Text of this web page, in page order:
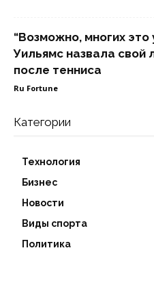
“Возможно, многих это
Уильямс назвала свой
после тенниса
Ru Fortune
Категории
Технология
Бизнес
Новости
Виды спорта
Политика